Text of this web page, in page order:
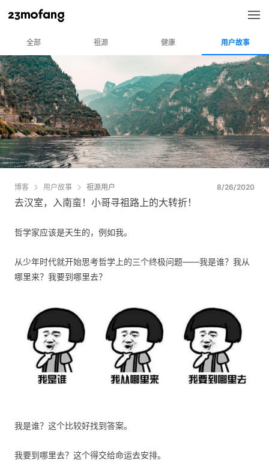
全部 祖源 健康 用户故事
博客 用户故事 祖源用户 8/26/2020
去汉室，入南蛮！小哥寻祖路上的大转折！
哲学家应该是天生的，例如我。
从少年时代就开始思考哲学上的三个终极问题——我是谁？我从
哪里来？我要到哪里去？
我是谁？这个比较好找到答案。
我要到哪里去？这个得交给命运去安排。